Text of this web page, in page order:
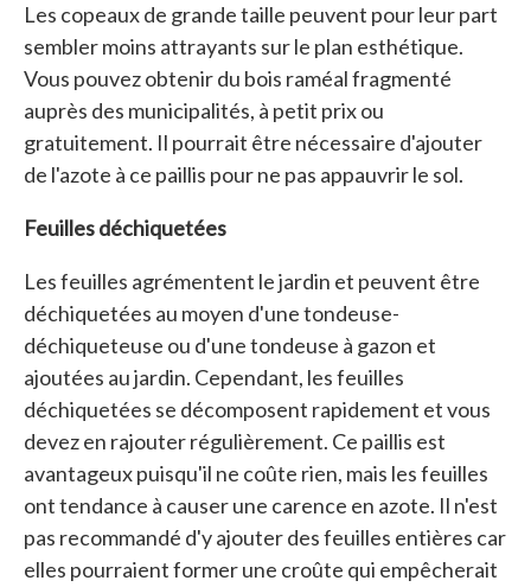
Les copeaux de grande taille peuvent pour leur part
sembler moins attrayants sur le plan esthétique.
Vous pouvez obtenir du bois raméal fragmenté
auprès des municipalités, à petit prix ou
gratuitement. Il pourrait être nécessaire d'ajouter
de l'azote à ce paillis pour ne pas appauvrir le sol.
Feuilles déchiquetées
Les feuilles agrémentent le jardin et peuvent être
déchiquetées au moyen d'une tondeuse-
déchiqueteuse ou d'une tondeuse à gazon et
ajoutées au jardin. Cependant, les feuilles
déchiquetées se décomposent rapidement et vous
devez en rajouter régulièrement. Ce paillis est
avantageux puisqu'il ne coûte rien, mais les feuilles
ont tendance à causer une carence en azote. Il n'est
pas recommandé d'y ajouter des feuilles entières car
elles pourraient former une croûte qui empêcherait